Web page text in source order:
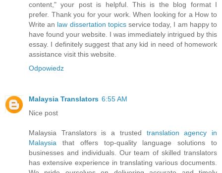
content," your post is helpful. This is the blog format I
prefer. Thank you for your work. When looking for a How to
Write an law dissertation topicsservice today, I am happy to
have found your website. I was immediately intrigued by this
essay. I definitely suggest that any kid in need of homework
assistance visit this website.
Odpowiedz
Malaysia Translators 6:55 AM
Nice post
Malaysia Translators is a trusted translation agency in
Malaysia that offers top-quality language solutions to
businesses and individuals. Our team of skilled translators
has extensive experience in translating various documents.